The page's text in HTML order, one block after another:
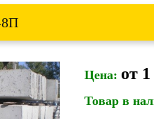
Цена: от
Товар в